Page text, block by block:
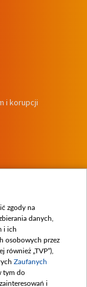
i korupcji
zgody na
danych,
i ich
osobowych przez
również „TVP”),
Zaufanych
tym do
i